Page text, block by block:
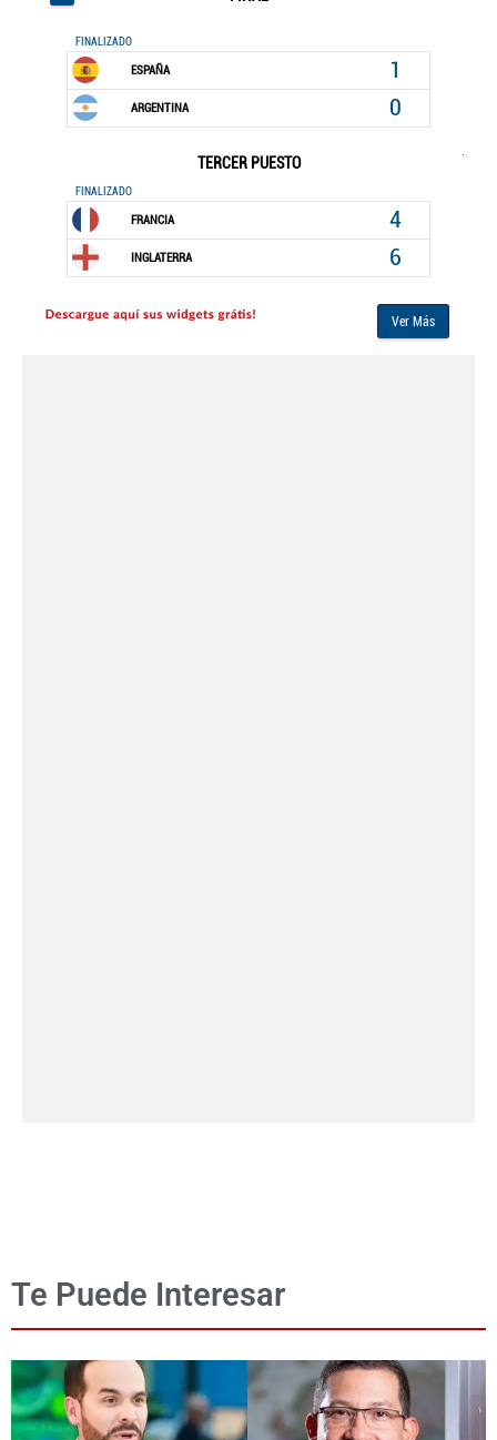
Te Puede Interesar